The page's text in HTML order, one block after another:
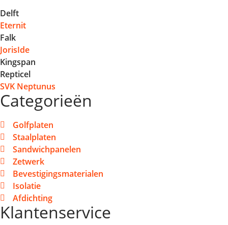
Delft
Eternit
Falk
JorisIde
Kingspan
Repticel
SVK Neptunus
Categorieën
Golfplaten
Staalplaten
Sandwichpanelen
Zetwerk
Bevestigingsmaterialen
Isolatie
Afdichting
Klantenservice